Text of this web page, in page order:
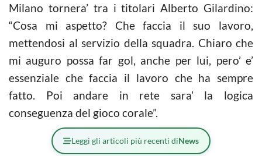
Milano tornera’ tra i titolari Alberto Gilardino:
“Cosa mi aspetto? Che faccia il suo lavoro,
mettendosi al servizio della squadra. Chiaro che
mi auguro possa far gol, anche per lui, pero’ e’
essenziale che faccia il lavoro che ha sempre
fatto. Poi andare in rete sara’ la logica
conseguenza del gioco corale”.
Leggi gli articoli più recenti diNews